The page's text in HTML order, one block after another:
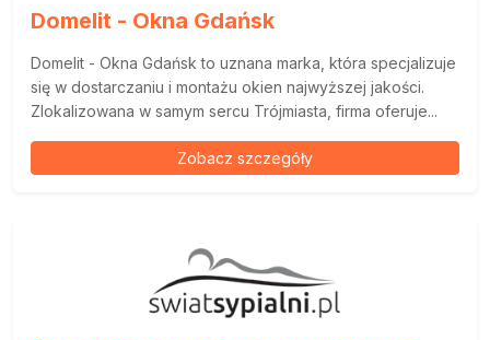
Domelit - Okna Gdańsk
Domelit - Okna Gdańsk to uznana marka, która specjalizuje
się w dostarczaniu i montażu okien najwyższej jakości.
Zlokalizowana w samym sercu Trójmiasta, firma oferuje...
Zobacz szczegóły